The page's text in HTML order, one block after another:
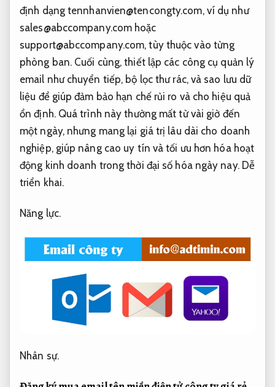
định dạngtennhanvien@tencongty.com, ví dụ như
sales@abccompany.com hoặc
support@abccompany.com, tùy thuộc vào từng
phòng ban. Cuối cùng, thiết lập các công cụ quản lý
email như chuyển tiếp, bộ lọc thư rác, và sao lưu dữ
liệu để giúp đảm bảo hạn chế rủi ro và cho hiệu quả
ổn định. Quá trình này thường mất từ vài giờ đến
một ngày, nhưng mang lại giá trị lâu dài cho doanh
nghiệp, giúp nâng cao uy tín và tối ưu hơn hóa hoạt
động kinh doanh trong thời đại số hóa ngày nay. Dễ
triển khai.
Năng lực.
Nhân sự.